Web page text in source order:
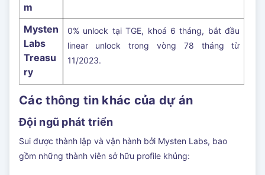
m
Mysten
Labs
Treasu
ry
0% unlock tại TGE, khoá 6 tháng, bắt đầu
linear unlock trong vòng 78 tháng từ
11/2023.
Các thông tin khác của dự án
Đội ngũ phát triển
Sui được thành lập và vận hành bởi Mysten Labs, bao
gồm những thành viên sở hữu profile khủng: